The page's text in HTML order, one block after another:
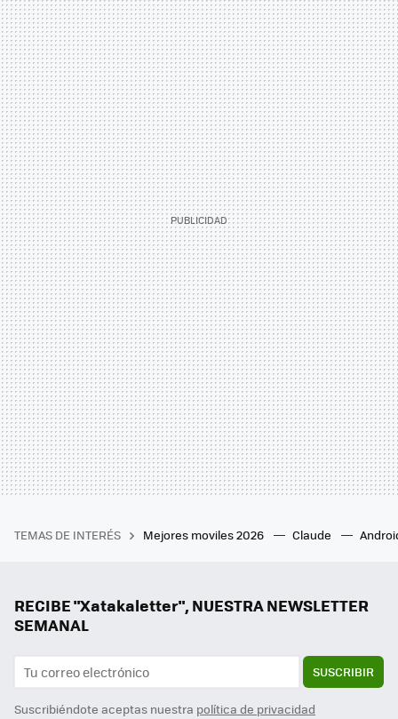
TEMAS DE INTERÉS Mejores moviles 2026 Claude
RECIBE "Xatakaletter", NUESTRA NEWSLETTER
SEMANAL
SUSCRIBIR
Suscribiéndote aceptas nuestra política de privacidad